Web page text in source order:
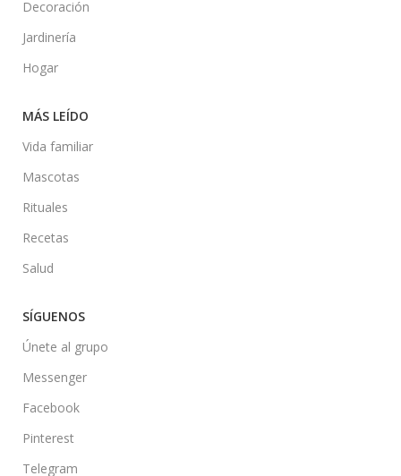
Decoración
Jardinería
Hogar
MÁS LEÍDO
Vida familiar
Mascotas
Rituales
Recetas
Salud
SÍGUENOS
Únete al grupo
Messenger
Facebook
Pinterest
Telegram